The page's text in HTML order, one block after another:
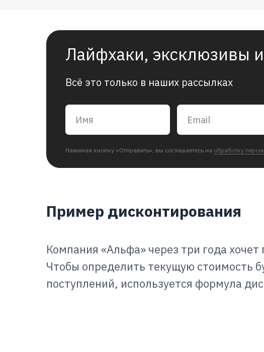
Всё это только в наших рассылках
Лайфхаки, эксклюзивы
Нажимая кнопку «Отправить», вы соглашаетесь на обработку
Пример дисконтирования
Компания «Альфа» через три года
Чтобы определить текущую стоимость
поступлений, используется формула